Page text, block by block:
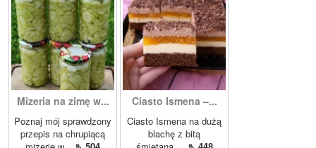
Mizeria na zimę w...
Poznaj mój sprawdzony
przepis na chrupiącą
Ciasto Ismena –...
Ciasto Ismena na dużą
blachę z bitą